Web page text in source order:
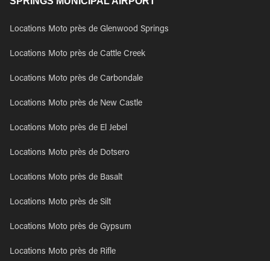
Locations Moto près de Glenwood Springs
Locations Moto près de Cattle Creek
Locations Moto près de Carbondale
Locations Moto près de New Castle
Locations Moto près de El Jebel
Locations Moto près de Dotsero
Locations Moto près de Basalt
Locations Moto près de Silt
Locations Moto près de Gypsum
Locations Moto près de Rifle